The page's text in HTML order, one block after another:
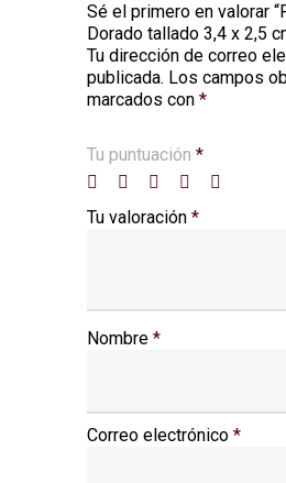
Sé el primero en valorar
Dorado tallado 3,4 x 2,5
Tu dirección de correo
publicada. Los campos
marcados con *
Tu puntuación *
Tu valoración *
Nombre *
Correo electrónico *
Alternative: